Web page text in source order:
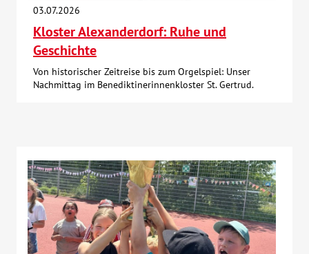
03.07.2026
Kloster Alexanderdorf: Ruhe und
Geschichte
Von historischer Zeitreise bis zum Orgelspiel: Unser
Nachmittag im Benediktinerinnenkloster St. Gertrud.